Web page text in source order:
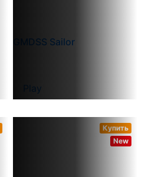
GMDSS Sailor
Play
Купить
New